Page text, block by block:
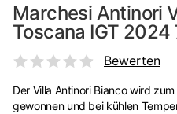
Marchesi Antinori
Toscana IGT 2024
Bewerten
Der Villa Antinori Bianco wird
gewonnen und bei kühlen